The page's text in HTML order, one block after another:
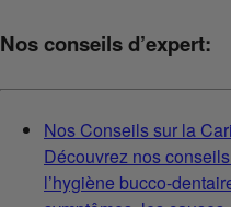
Nos conseils d’expert:
Nos Conseils sur la
Découvrez nos
l’hygiène bucco-